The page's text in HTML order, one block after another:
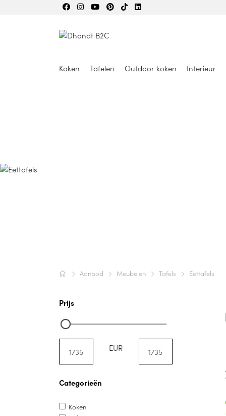
Koken Tafelen Outdoor koken Interieur
Aanbod Meubelen Tafels Eettafels
Prijs
EUR
Categorieën
Koken